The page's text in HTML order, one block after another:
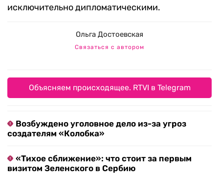
исключительно дипломатическими.
Ольга Достоевская
Связаться с автором
Объясняем происходящее. RTVI в Telegram
Возбуждено уголовное дело из-за угроз
создателям «Колобка»
«Тихое сближение»: что стоит за первым
визитом Зеленского в Сербию